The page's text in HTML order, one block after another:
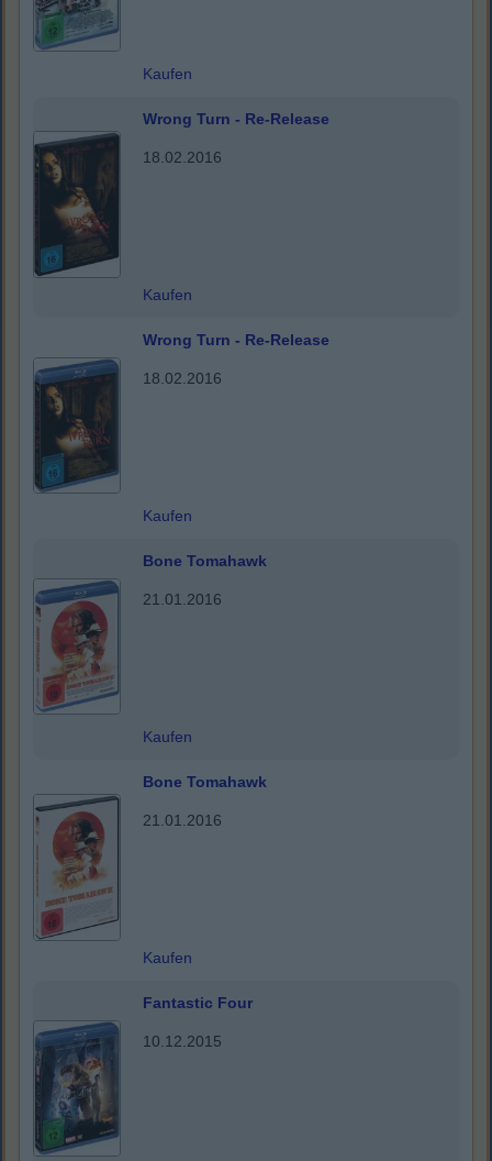
Kaufen
Wrong Turn - Re-Release
18.02.2016
Kaufen
Wrong Turn - Re-Release
18.02.2016
Kaufen
Bone Tomahawk
21.01.2016
Kaufen
Bone Tomahawk
21.01.2016
Kaufen
Fantastic Four
10.12.2015